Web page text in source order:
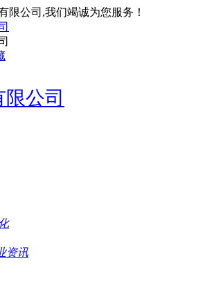
限公司,我们竭诚为您服务！
公司
资讯